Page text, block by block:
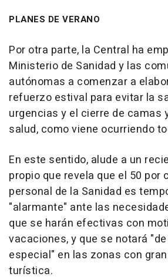
PLANES DE VERANO
Por otra parte, la Central ha
Ministerio de Sanidad y las
autónomas a comenzar a
refuerzo estival para evitar la
urgencias y el cierre de camas
salud, como viene ocurriendo
En este sentido, alude a un
propio que revela que el 50 por
personal de la Sanidad es
"alarmante" ante las
que se harán efectivas con
vacaciones, y que se notará
especial" en las zonas con
turística.